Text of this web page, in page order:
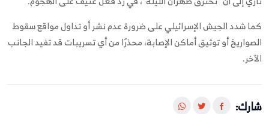
كما شدد الجيش الإسرائيلي على ضرورة عدم نشر أو تداول مواقع سقوط
الصواريخ أو توثيق أماكن الإصابة، محذرًا من أي تسريبات قد تفيد الجانب
الآخر.
شارك: